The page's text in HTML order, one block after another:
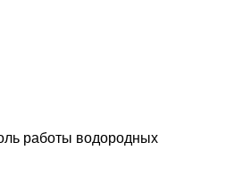
работы водородных